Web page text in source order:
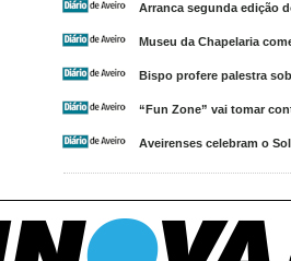
Arranca segunda edição
Museu da Chapelaria
Bispo profere palestra
“Fun Zone” vai tomar
Aveirenses celebram o